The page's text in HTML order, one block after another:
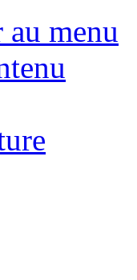
au menu